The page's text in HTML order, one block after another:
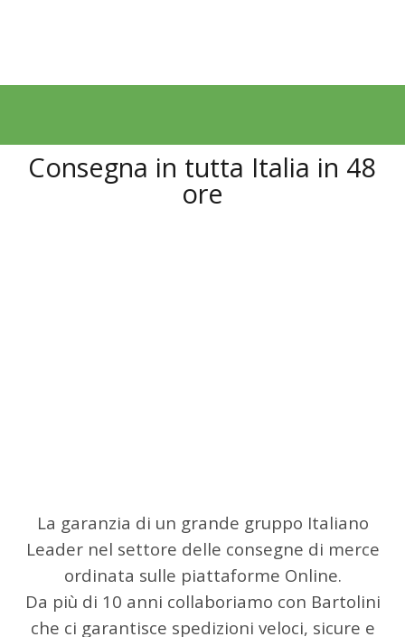
Consegna in tutta Italia in 48
ore
La garanzia di un grande gruppo Italiano
Leader nel settore delle consegne di merce
ordinata sulle piattaforme Online.
Da più di 10 anni collaboriamo con Bartolini
che ci garantisce spedizioni veloci, sicure e